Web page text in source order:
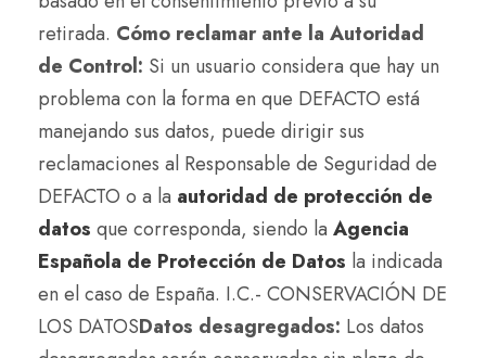
retirada. Cómo reclamar ante la Autoridad
de Control: Si un usuario considera que hay un
problema con la forma en que DEFACTO está
manejando sus datos, puede dirigir sus
reclamaciones al Responsable de Seguridad de
DEFACTO o a la autoridad de protección de
datos que corresponda, siendo la Agencia
Española de Protección de Datos la indicada
en el caso de España. I.C.- CONSERVACIÓN DE
LOS DATOSDatos desagregados: Los datos